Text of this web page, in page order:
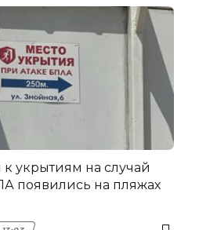
к укрытиям на случай
появились на пляжах